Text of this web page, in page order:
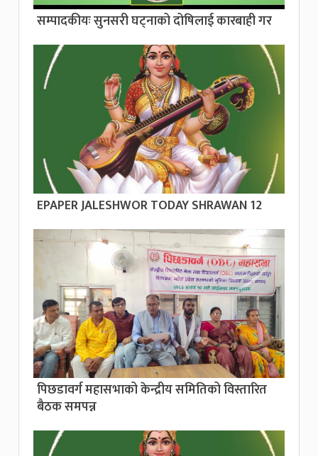
सम्पादकीयः सुनसरी घट्नाको दोषिलाई कारबाही गर
EPAPER JALESHWOR TODAY SHRAWAN 12
पिछडावर्ग महासभाको केन्द्रीय समितिको विस्तारित
बैठक समपन्न